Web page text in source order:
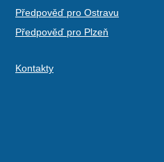
Předpověď pro Ostravu
Předpověď pro Plzeň
Kontakty